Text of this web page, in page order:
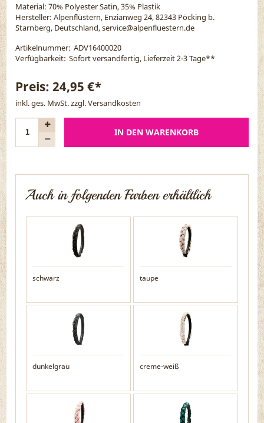
Material: 70% Polyester Satin, 35% Plastik
Hersteller: Alpenflüstern, Enzianweg 24, 82343 Pöcking b.
Starnberg, Deutschland, service@alpenfluestern.de
Artikelnummer: ADV16400020
Verfügbarkeit: Sofort versandfertig, Lieferzeit 2-3 Tage**
Preis:24,95 €*
inkl. ges. MwSt. zzgl.Versandkosten
IN DEN WARENKORB
Auch in folgenden Farben erhältlich
schwarz taupe
dunkelgrau creme-weiß